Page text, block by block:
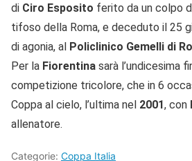
di Ciro Esposito ferito da un colpo
tifoso della Roma, e deceduto il 25
di agonia, al Policlinico Gemelli di
Per la Fiorentina sarà l’undicesima
competizione tricolore, che in 6
Coppa al cielo, l’ultima nel 2001, con
allenatore.
Categorie: Coppa Italia